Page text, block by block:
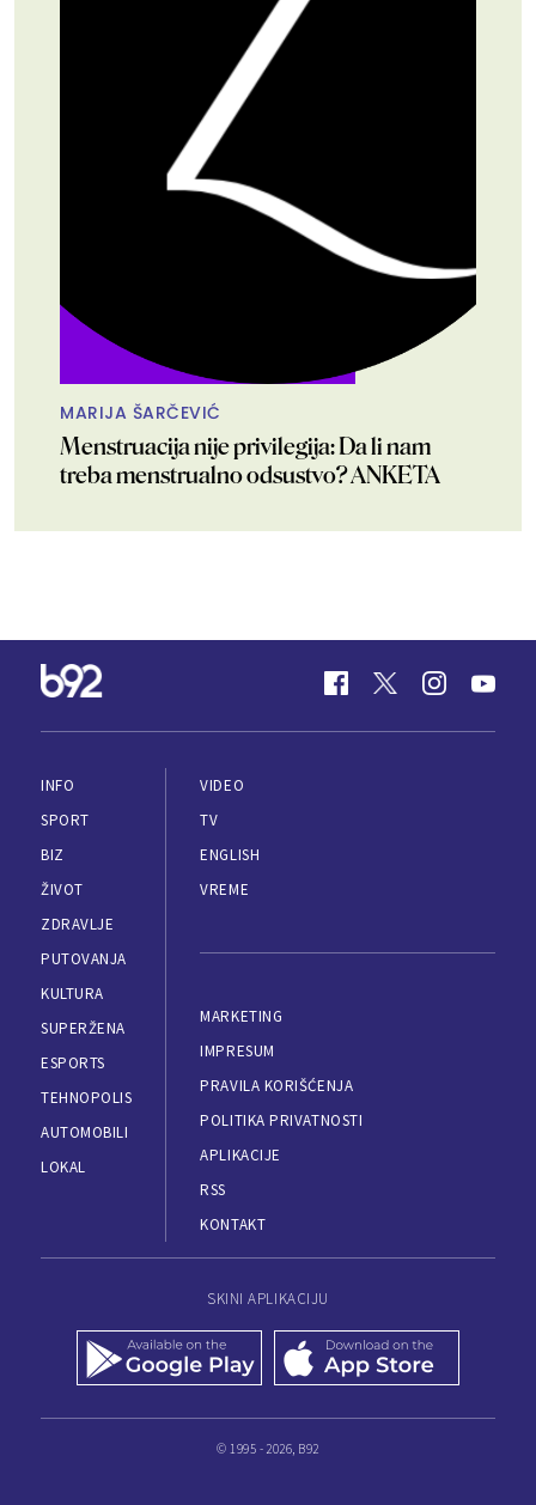
MARIJA ŠARČEVIĆ
Menstruacija nije privilegija: Da li nam
treba menstrualno odsustvo? ANKETA
INFO
SPORT
BIZ
ŽIVOT
ZDRAVLJE
PUTOVANJA
KULTURA
SUPERŽENA
ESPORTS
TEHNOPOLIS
AUTOMOBILI
LOKAL
VIDEO
TV
ENGLISH
VREME
MARKETING
IMPRESUM
PRAVILA KORIŠĆENJA
POLITIKA PRIVATNOSTI
APLIKACIJE
RSS
KONTAKT
SKINI APLIKACIJU
© 1995 - 2026, B92